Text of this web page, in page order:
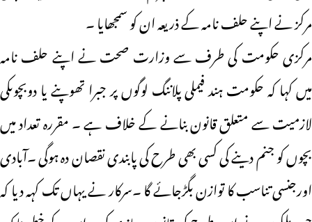
مرکز نے اپنے حلف نامہ کے ذریعہ ان کو سمجھایا ۔
مرکزی حکومت کی طرف سے وزارت صحت نے اپنے حلف نامہ
میں کہا کہ حکومت ہند فیملی پلاننگ لوگوں پر جبرا تھوپنے یا دوبچوںکی
لازمیت سے متعلق قانون بنانے کے خلاف ہے ۔ مقررہ تعداد میں
بچوں کو جنم دینے کی کسی بھی طرح کی پابندی نقصان دہ ہوگی ۔آبادی
اورجنسی تناسب کا توازن بگڑجائے گا ۔سرکار نے یہاں تک کہہ دیا کہ